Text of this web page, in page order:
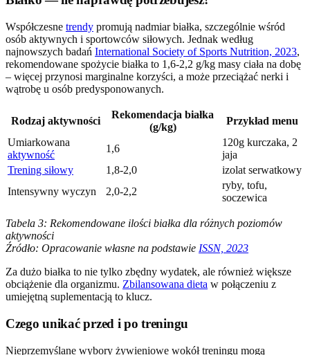
Współczesne trendy promują nadmiar białka, szczególnie wśród
osób aktywnych i sportowców siłowych. Jednak według
najnowszych badań International Society of Sports Nutrition, 2023,
rekomendowane spożycie białka to 1,6-2,2 g/kg masy ciała na dobę
– więcej przynosi marginalne korzyści, a może przeciążać nerki i
wątrobę u osób predysponowanych.
Rodzaj aktywności
Rekomendacja białka
(g/kg)
Przykład menu
Umiarkowana
aktywność
1,6
120g kurczaka, 2
jaja
Trening siłowy
1,8-2,0
izolat serwatkowy
Intensywny wyczyn
2,0-2,2
ryby, tofu,
soczewica
Tabela 3: Rekomendowane ilości białka dla różnych poziomów
aktywności
Źródło: Opracowanie własne na podstawie ISSN, 2023
Za dużo białka to nie tylko zbędny wydatek, ale również większe
obciążenie dla organizmu. Zbilansowana dieta w połączeniu z
umiejętną suplementacją to klucz.
Czego unikać przed i po treningu
Nieprzemyślane wybory żywieniowe wokół treningu mogą